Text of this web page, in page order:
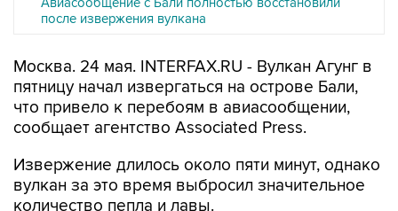
после извержения вулкана
Москва. 24 мая. INTERFAX.RU - Вулкан Агунг в
пятницу начал извергаться на острове Бали,
что привело к перебоям в авиасообщении,
сообщает агентство Associated Press.
Извержение длилось около пяти минут, однако
вулкан за это время выбросил значительное
количество пепла и лавы.